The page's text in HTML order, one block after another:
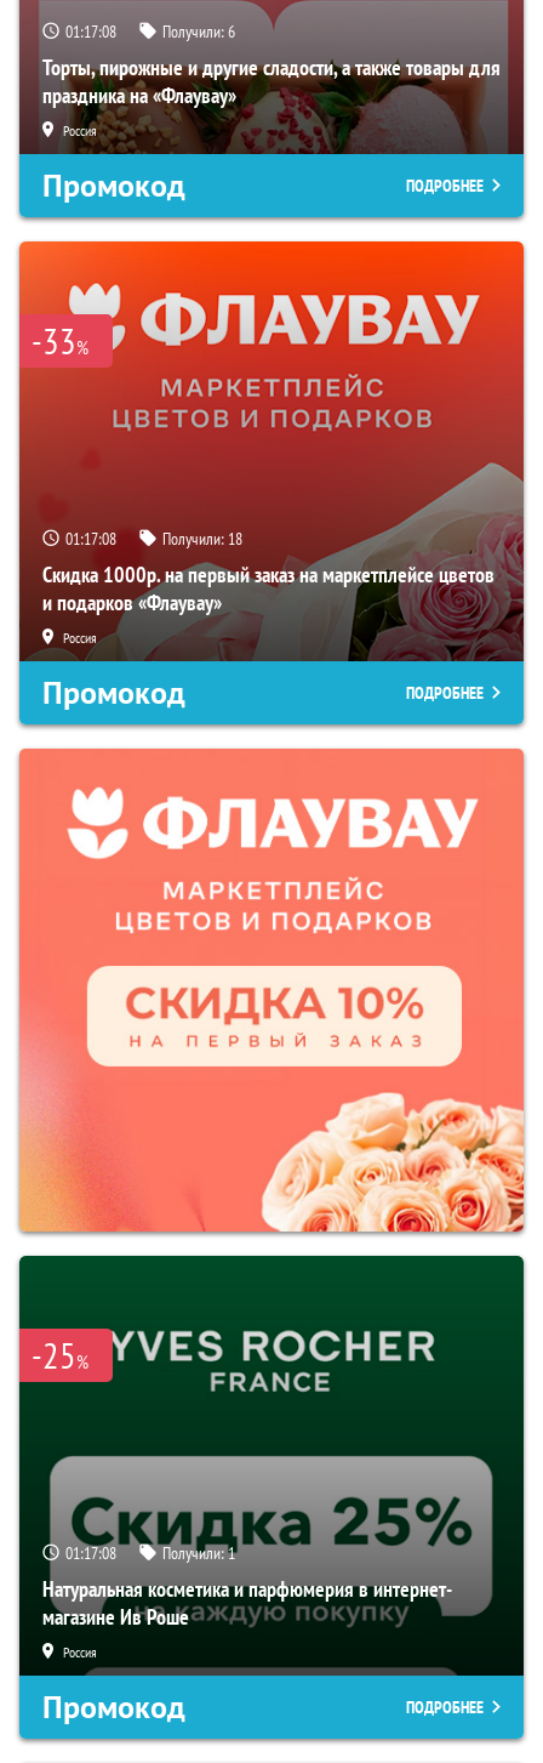
01:17:07 Получили:6
Торты, пирожные и другие сладости, а также товары для
праздника на «Флаувау»
Россия
Промокод ПОДРОБНЕЕ
-33%
01:17:07 Получили: 18
Скидка 1000р. на первый заказ на маркетплейсе цветов
и подарков «Флаувау»
Россия
Промокод ПОДРОБНЕЕ
-25%
01:17:07 Получили:1
Натуральная косметика и парфюмерия в интернет-
магазине Ив Роше
Россия
Промокод ПОДРОБНЕЕ